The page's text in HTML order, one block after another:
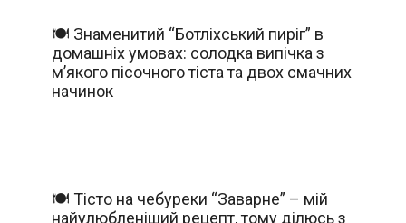
🍽️ Знаменитий “Ботліхський пиріг” в
домашніх умовах: солодка випічка з
м’якого пісочного тіста та двох смачних
начинок
🍽️ Тісто на чебуреки “Заварне” – мій
найулюбленіший рецепт, тому ділюсь з